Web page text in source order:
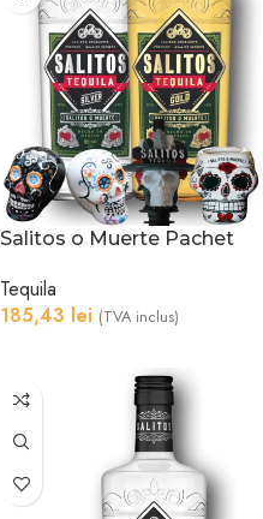
Salitos o Muerte Pachet
Tequila
185,43 lei (TVA inclus)